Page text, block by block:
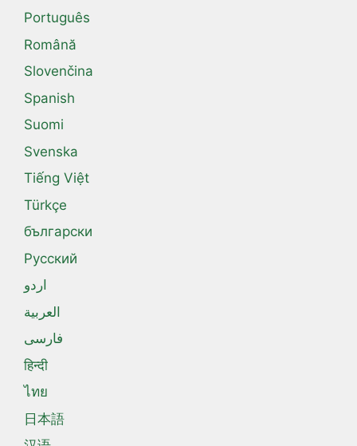
Português
Română
Slovenčina
Spanish
Suomi
Svenska
Tiếng Việt
Türkçe
български
Русский
اردو
العربية
فارسی
हिन्दी
ไทย
日本語